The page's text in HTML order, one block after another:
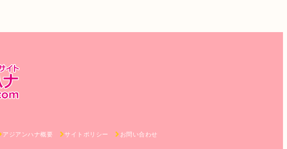
アジアンハナ概要 サイトポリシー お問い合わせ